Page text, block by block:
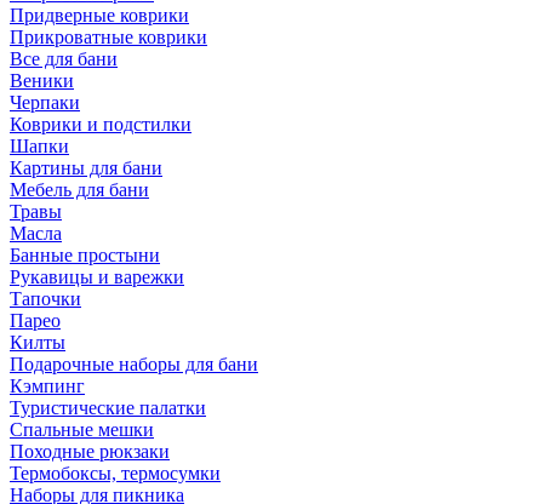
Придверные коврики
Прикроватные коврики
Все для бани
Веники
Черпаки
Коврики и подстилки
Шапки
Картины для бани
Мебель для бани
Травы
Масла
Банные простыни
Рукавицы и варежки
Тапочки
Парео
Килты
Подарочные наборы для бани
Кэмпинг
Туристические палатки
Спальные мешки
Походные рюкзаки
Термобоксы, термосумки
Наборы для пикника